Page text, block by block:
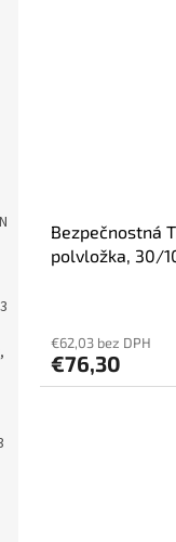
Bezpečnostná
polvložka, 30/
€62,03 bez DPH
€76,30